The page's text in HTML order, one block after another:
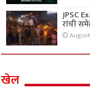
JPSC
रांची
खेल